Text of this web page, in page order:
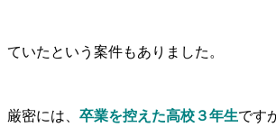
ていたという案件もありました。
厳密には、 卒業を控えた高校３年生です